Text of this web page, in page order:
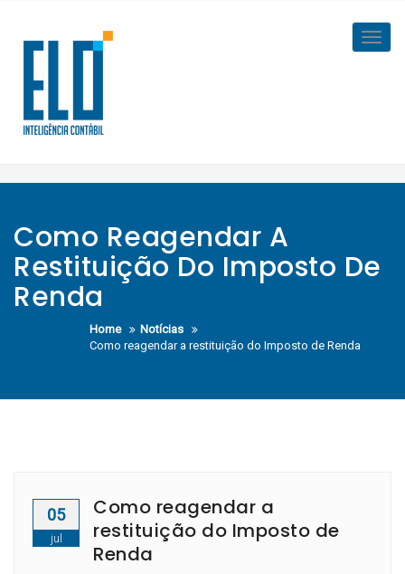
content
Como Reagendar A
Restituição Do Imposto De
Renda
Home
Notícias
Como reagendar a restituição do Imposto de Renda
05
jul
Como reagendar a
restituição do Imposto de
Renda